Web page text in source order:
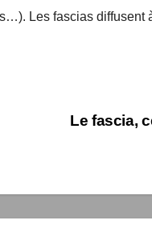
en communication
Les fascias diffusent
Le fascia,